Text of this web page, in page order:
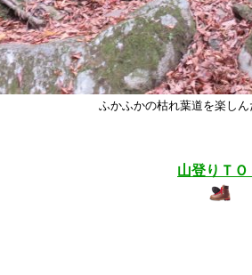
ふかふかの枯れ葉道を楽し
山登りＴＯ